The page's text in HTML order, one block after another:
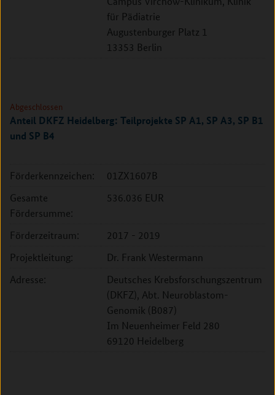
für Pädiatrie
Augustenburger Platz 1
13353 Berlin
Abgeschlossen
Anteil DKFZ Heidelberg: Teilprojekte SP A1, SP A3, SP B1
und SP B4
Förderkennzeichen:
01ZX1607B
Gesamte
Fördersumme:
536.036 EUR
Förderzeitraum:
2017 - 2019
Projektleitung:
Dr. Frank Westermann
Adresse:
Deutsches Krebsforschungszentrum
(DKFZ), Abt. Neuroblastom-
Genomik (B087)
Im Neuenheimer Feld 280
69120 Heidelberg